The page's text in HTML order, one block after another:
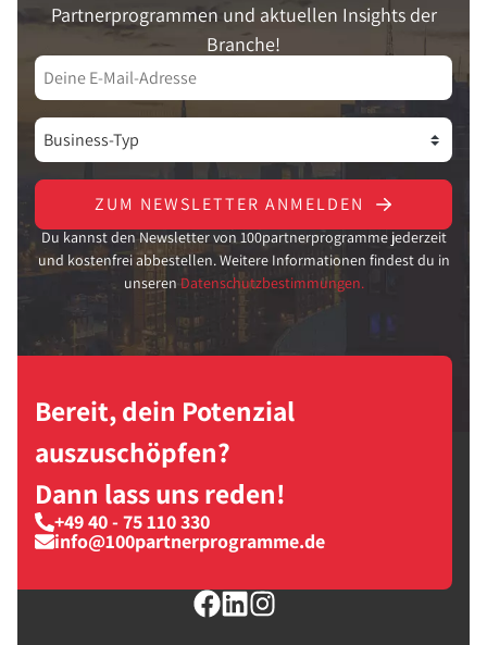
Partnerprogrammen und aktuellen Insights der
Branche!
ZUM NEWSLETTER ANMELDEN
Du kannst den Newsletter von 100partnerprogramme jederzeit
und kostenfrei abbestellen. Weitere Informationen findest du in
unseren Datenschutzbestimmungen.
Bereit, dein Potenzial
auszuschöpfen?
Dann lass uns reden!
+49 40 - 75 110 330
info@100partnerprogramme.de